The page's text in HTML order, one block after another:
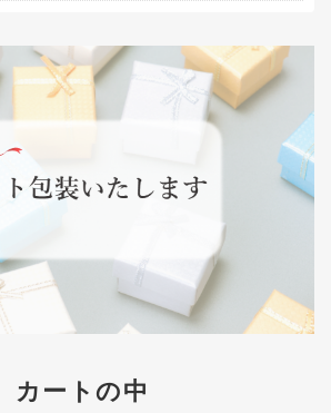
カートの中